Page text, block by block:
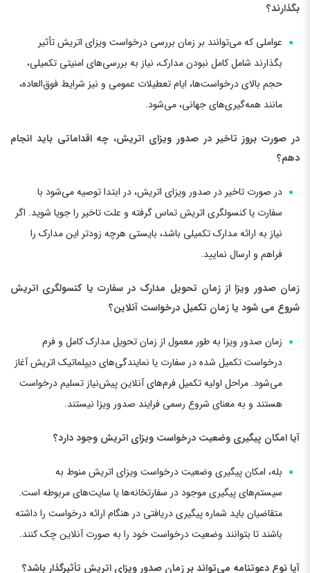
بگذارند؟
عواملی که می‌توانند بر زمان بررسی درخواست ویزای اتریش تأثیر
بگذارند شامل کامل نبودن مدارک، نیاز به بررسی‌های امنیتی تکمیلی،
حجم بالای درخواست‌ها، ایام تعطیلات عمومی و نیز شرایط فوق‌العاده،
مانند همه‌گیری‌های جهانی، می‌شود.
در صورت بروز تاخیر در صدور ویزای اتریش، چه اقداماتی باید انجام
دهم؟
در صورت تاخیر در صدور ویزای اتریش، در ابتدا توصیه می‌شود با
سفارت یا کنسولگری اتریش تماس گرفته و علت تاخیر را جویا شوید. اگر
نیاز به ارائه مدارک تکمیلی باشد، بایستی هرچه زودتر این مدارک را
فراهم و ارسال نمایید.
زمان صدور ویزا از زمان تحویل مدارک در سفارت یا کنسولگری اتریش
شروع می شود یا زمان تکمیل درخواست آنلاین؟
زمان صدور ویزا به طور معمول از زمان تحویل مدارک کامل و فرم
درخواست تکمیل شده در سفارت یا نمایندگی‌های دیپلماتیک اتریش آغاز
می‌شود. مراحل اولیه تکمیل فرم‌های آنلاین پیش‌نیاز تسلیم درخواست
هستند و به معنای شروع رسمی فرایند صدور ویزا نیستند.
آیا امکان پیگیری وضعیت درخواست ویزای اتریش وجود دارد؟
بله، امکان پیگیری وضعیت درخواست ویزای اتریش منوط به
سیستم‌های پیگیری موجود در سفارتخانه‌ها یا سایت‌های مربوطه است.
متقاضیان باید شماره پیگیری دریافتی در هنگام ارائه درخواست را داشته
باشند تا بتوانند وضعیت درخواست خود را به صورت آنلاین چک کنند.
آیا نوع دعوتنامه می‌تواند بر زمان صدور ویزای اتریش تأثیرگذار باشد؟